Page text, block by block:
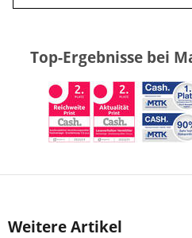
Top-Ergebnisse bei
Weitere Artikel